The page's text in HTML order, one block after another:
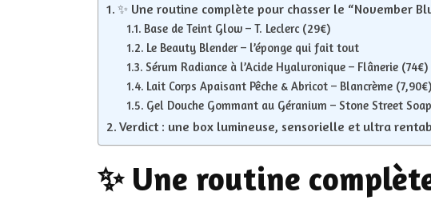
✨ Une routine complète pour chasser le “November
Base de Teint Glow – T. Leclerc (29€)
Le Beauty Blender – l’éponge qui fait tout
Sérum Radiance à l’Acide Hyaluronique – Flânerie (74€)
Lait Corps Apaisant Pêche & Abricot – Blancrème (7,90€)
Gel Douche Gommant au Géranium – Stone Street
Verdict : une box lumineuse, sensorielle et ultra
✨ Une routine